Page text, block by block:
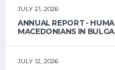
JULY 21, 2026
ANNUAL REPORT -
MACEDONIANS IN
JULY 12, 2026